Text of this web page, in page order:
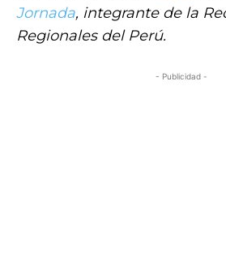
Jornada, integrante de la
Regionales del Perú.
- Publicidad -